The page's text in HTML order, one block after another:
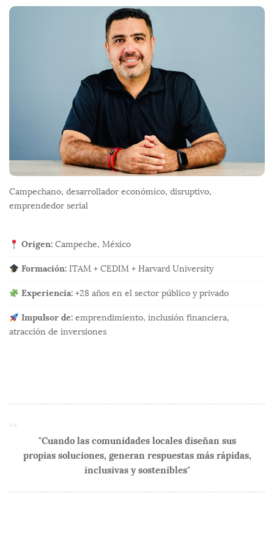
d
s
Campechano, desarrollador económico, disruptivo,
emprendedor serial
Origen:Campeche, México
Formación:ITAM + CEDIM + Harvard University
Experiencia:+28 años en el sector público y privado
Impulsor de:emprendimiento, inclusión financiera,
atracción de inversiones
"Cuando las comunidades locales diseñan sus
propias soluciones, generan respuestas más rápidas,
inclusivas y sostenibles"